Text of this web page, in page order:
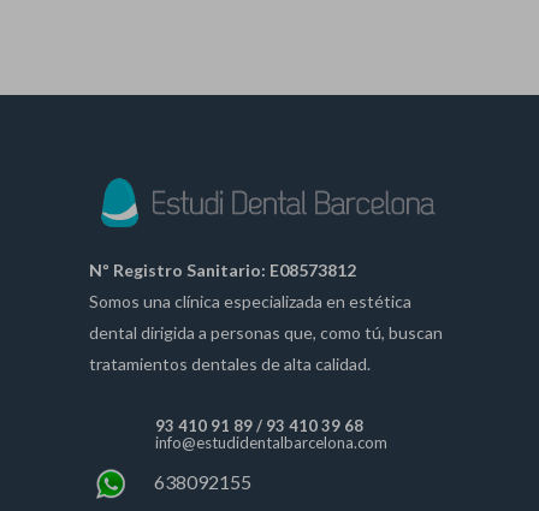
Nº Registro Sanitario: E08573812
Somos una clínica especializada en estética
dental dirigida a personas que, como tú, buscan
tratamientos dentales de alta calidad.
93 410 91 89/ 93 410 39 68
info@estudidentalbarcelona.com
638092155